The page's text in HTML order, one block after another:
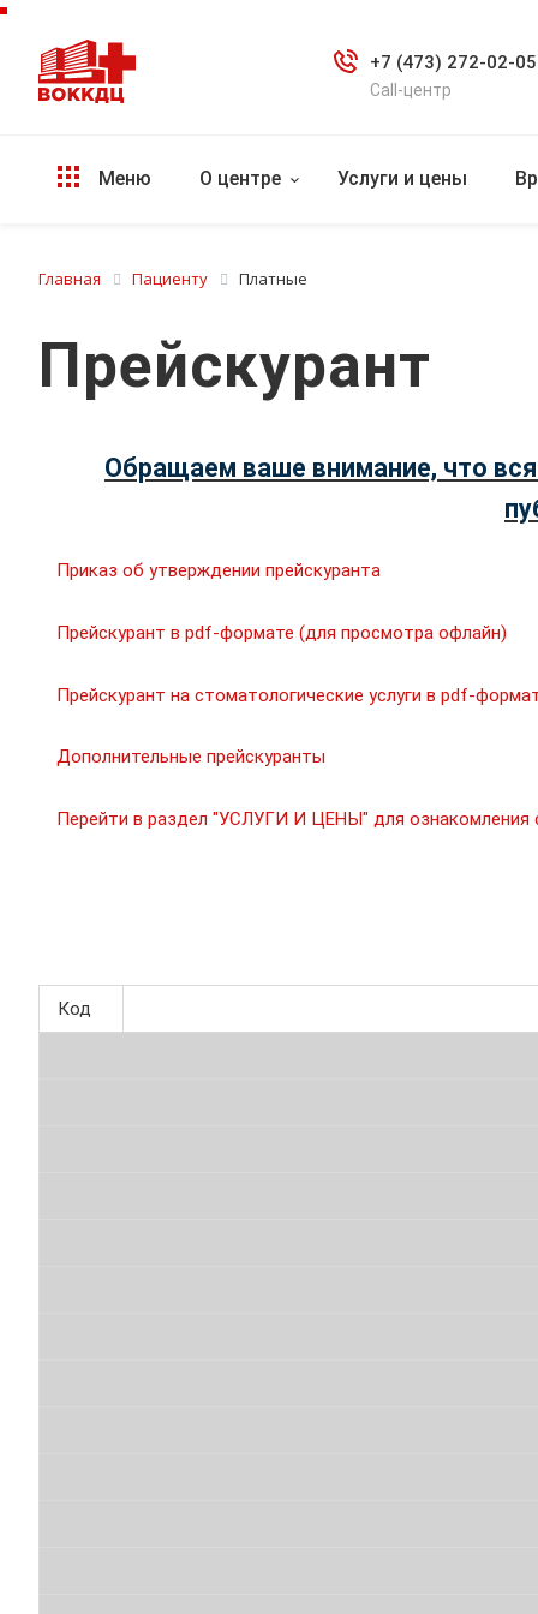
+7 (473) 272-02-05
Call-центр
Меню О центре Услуги и цены
Главная Пациенту Платные
Прейскурант
Обращаем ваше внимание, что
Приказ об утверждении прейскуранта
Прейскурант в pdf-формате (для просмотра офлайн)
Прейскурант на стоматологические услуги в pdf-
Дополнительные прейскуранты
Перейти в раздел "УСЛУГИ И ЦЕНЫ" для ознакомления
Код